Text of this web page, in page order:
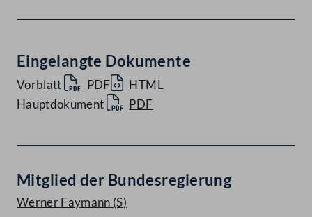
Eingelangte Dokumente
Vorblatt PDF
HTML
Hauptdokument
PDF
Mitglied der Bundesregierung
Werner Faymann (S)